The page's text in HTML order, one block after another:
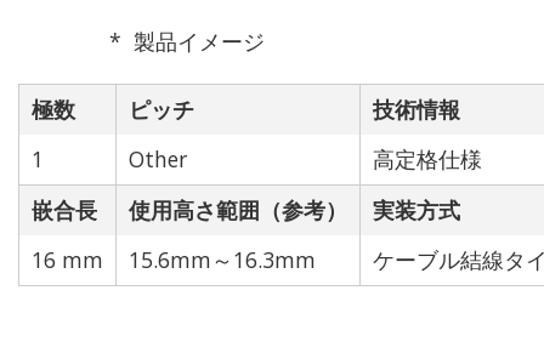
製品イメージ
極数 ピッチ
技術情報
1
Other
高定格仕様
嵌合長
使用高さ範囲（参考）
実装方式
16 mm
15.6mm～16.3mm ケーブル結線タ